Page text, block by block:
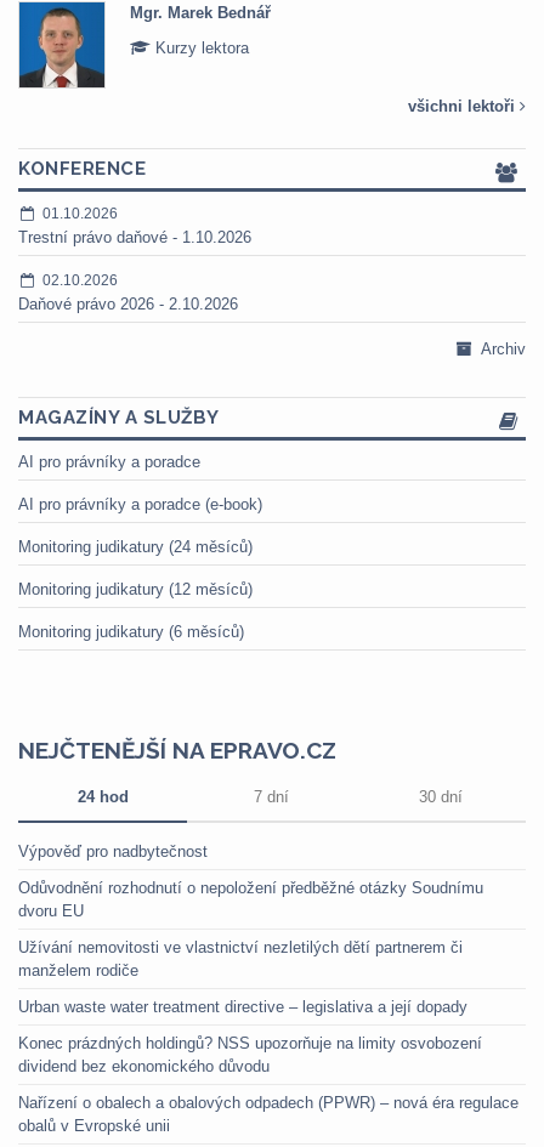
Mgr. Marek Bednář
Kurzy lektora
všichni lektoři
KONFERENCE
01.10.2026
Trestní právo daňové - 1.10.2026
02.10.2026
Daňové právo 2026 - 2.10.2026
Archiv
MAGAZÍNY A SLUŽBY
AI pro právníky a poradce
AI pro právníky a poradce (e-book)
Monitoring judikatury (24 měsíců)
Monitoring judikatury (12 měsíců)
Monitoring judikatury (6 měsíců)
NEJČTENĚJŠÍ NA EPRAVO.CZ
24 hod 7 dní 30 dní
Výpověď pro nadbytečnost
Odůvodnění rozhodnutí o nepoložení předběžné otázky Soudnímu
dvoru EU
Užívání nemovitosti ve vlastnictví nezletilých dětí partnerem či
manželem rodiče
Urban waste water treatment directive – legislativa a její dopady
Konec prázdných holdingů? NSS upozorňuje na limity osvobození
dividend bez ekonomického důvodu
Nařízení o obalech a obalových odpadech (PPWR) – nová éra regulace
obalů v Evropské unii